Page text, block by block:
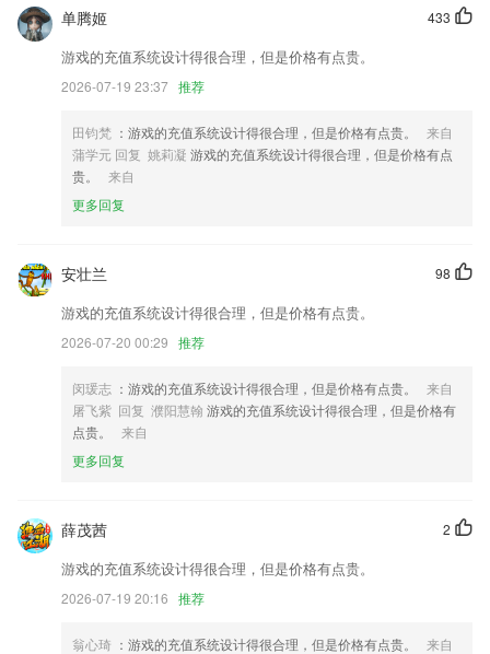
新增了录屏功能
部分交互及细节优化，更多快来体验体验吧
修复部分视频素材添加后无声音及其他已知问题
快乐过年～
智能大数据运算，精确计算路线时间
扩展了内容涵盖领域
应用商店进行打分评论，说出您的使用经历，以帮助我们更好的对产品进
行优化修改。
433
单腾姬
游戏的充值系统设计得很合理，但是价格有点贵。
2026-07-19 23:37 推荐
田钧梵 ：游戏的充值系统设计得很合理，但是价格有点贵。
来自
蒲学元 回复 姚莉凝 游戏的充值系统设计得很合理，但是价格有点
贵。
来自
更多回复
98
安壮兰
游戏的充值系统设计得很合理，但是价格有点贵。
2026-07-20 00:29 推荐
闵瑗志 ：游戏的充值系统设计得很合理，但是价格有点贵。
来自
屠飞紫 回复 濮阳慧翰 游戏的充值系统设计得很合理，但是价格有
点贵。
来自
更多回复
2
薛茂茜
游戏的充值系统设计得很合理，但是价格有点贵。
2026-07-19 20:16 推荐
翁心琦 ：游戏的充值系统设计得很合理，但是价格有点贵。
来自